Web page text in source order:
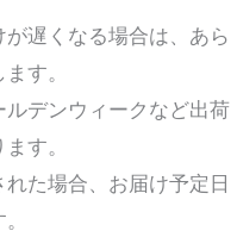
遅くなる場合は、あら
す。
デンウィークなど出荷
す。
た場合、お届け予定日